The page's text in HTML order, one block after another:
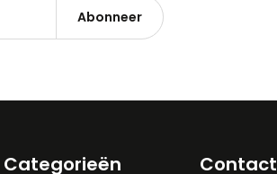
Abonneer
Categorieën Contact